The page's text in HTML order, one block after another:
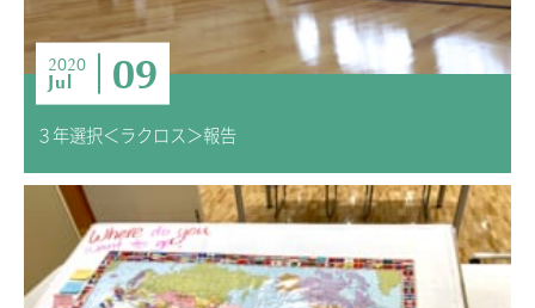
2020
Jul 09
３年選択＜ラクロス＞報告